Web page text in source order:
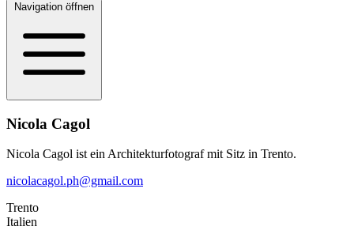
Navigation öffnen
Nicola Cagol
Nicola Cagol ist ein Architekturfotograf mit Sitz in Trento.
nicolacagol.ph@gmail.com
Trento
Italien